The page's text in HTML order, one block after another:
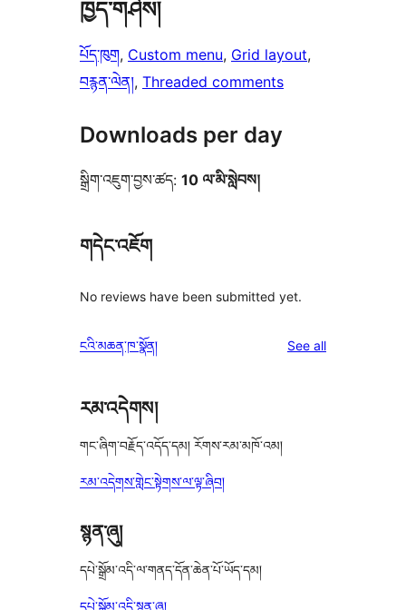
ཁྱད་གཤིས།
པོད་ཁུག, Custom menu, Grid layout
བརྙན་ལེན།, Threaded comments
Downloads per day
སྒྲིག་འཇུག་བྱས་ཚད: 10 ལ་མི་སླེབས།
གདེང་འཇོག
No reviews have been submitted yet.
ངའི་མཆན་ཁ་སྣོན། See allreviews
རམ་འདེགས།
གང་ཞིག་བརྗོད་འདོད་དམ། རོགས་རམ་མཁོ་འམ།
རམ་འདེགས་གླེང་སྟེགས་ལ་ལྟ་ཞིབ།
སྙན་ཞུ།
དཔེ་སྒྲོམ་འདི་ལ་གནད་དོན་ཆེན་པོ་ཡོད་དམ།
དཔེ་སྒྲོམ་འདི་སྙན་ཞུ།